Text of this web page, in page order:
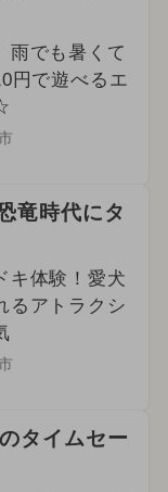
メフェス
ント
リスマス
み
雨でも暑くて
円で遊べるエ
竜時代にタ
キ体験！愛犬
るアトラクシ
タイムセー